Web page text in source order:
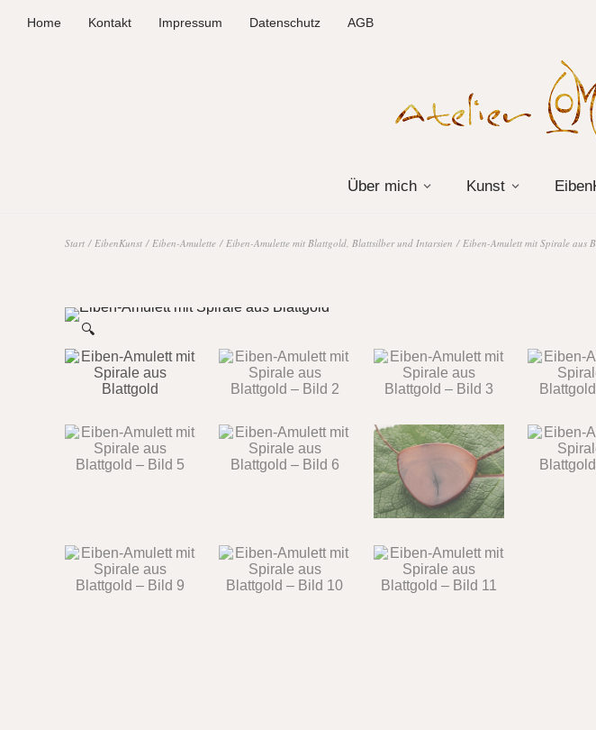
Home Kontakt Impressum Datenschutz AGB
Über mich Kunst
Start / EibenKunst / Eiben-Amulette / Eiben-Amulette mit Blattgold, Blattsilber und Intarsien / Eiben-Amulett mit Spirale aus
🔍